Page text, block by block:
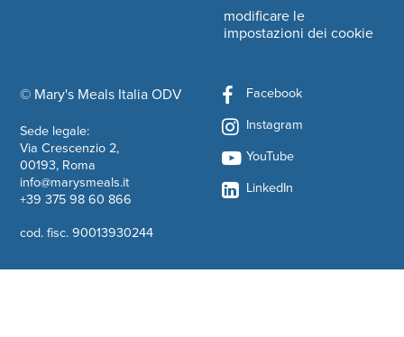
© Mary's Meals Italia ODVcompany information
Sede legale:
Via Crescenzio 2,
00193, Roma
info@marysmeals.it
+39 375 98 60 866
cod. fisc. 90013930244
modificare le
impostazioni dei cookie
Facebook
Instagram
YouTube
LinkedIn